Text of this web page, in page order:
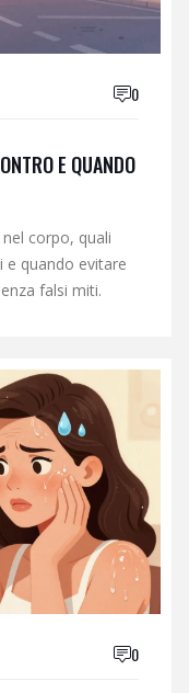
0
E QUANDO
corpo, quali
e quando evitare
falsi miti.
0